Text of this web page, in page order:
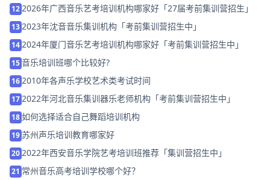
122026年广西音乐艺考培训机构哪家好「27届考前集训营招生」
132023年沈音音乐集训机构「考前集训营招生中」
142024年厦门音乐艺考培训机构哪家好「考前集训营招生中」
15音乐培训班哪个比较好?
162010年各声乐学校艺术类考试时间
172022年河北音乐集训器乐老师机构「考前集训营招生中」
18如何选择适合自己舞蹈培训机构
19苏州声乐培训教育哪家好
202022年西安音乐学院艺考培训班推荐「集训营招生中」
21 常州音乐高考培训学校哪个好？